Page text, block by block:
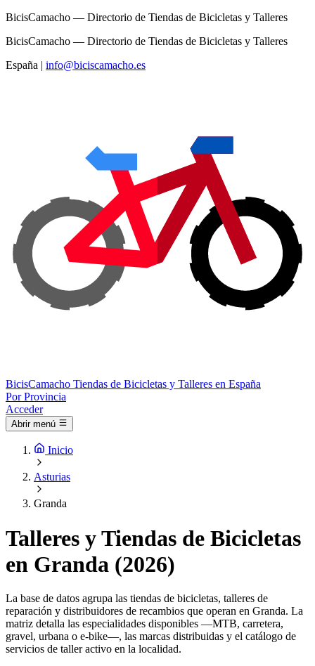
BicisCamacho — Directorio de Tiendas de Bicicletas y Talleres
BicisCamacho — Directorio de Tiendas de Bicicletas y Talleres
España | info@biciscamacho.es
BicisCamacho Tiendas de Bicicletas y Talleres en España
Por Provincia
Acceder
Abrir menú
Inicio
Asturias
Granda
Talleres y Tiendas de Bicicletas
en Granda (2026)
La base de datos agrupa las tiendas de bicicletas, talleres de
reparación y distribuidores de recambios que operan en Granda. La
matriz detalla las especialidades disponibles —MTB, carretera,
gravel, urbana o e-bike—, las marcas distribuidas y el catálogo de
servicios de taller activo en la localidad.